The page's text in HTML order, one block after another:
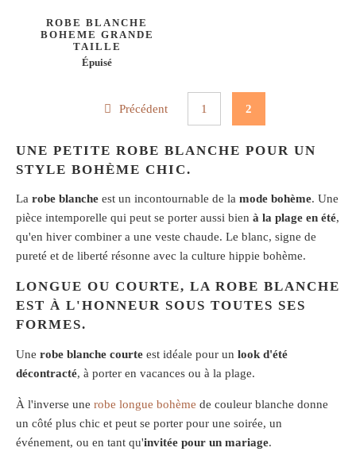
ROBE BLANCHE
BOHEME GRANDE
TAILLE
Épuisé
Précédent 1 2
UNE PETITE ROBE BLANCHE POUR UN
STYLE BOHÈME CHIC.
La robe blanche est un incontournable de la mode bohème. Une
pièce intemporelle qui peut se porter aussi bien à la plage en été,
qu'en hiver combiner a une veste chaude. Le blanc, signe de
pureté et de liberté résonne avec la culture hippie bohème.
LONGUE OU COURTE, LA ROBE BLANCHE
EST À L'HONNEUR SOUS TOUTES SES
FORMES.
Une robe blanche courte est idéale pour un look d'été
décontracté, à porter en vacances ou à la plage.
À l'inverse une robe longue bohème de couleur blanche donne
un côté plus chic et peut se porter pour une soirée, un
événement, ou en tant qu'invitée pour un mariage.